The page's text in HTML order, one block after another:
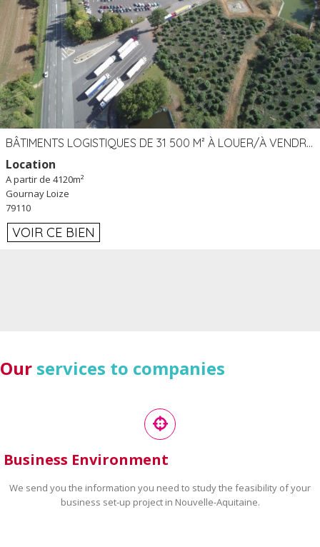
BÂTIMENTS LOGISTIQUES DE 31 500 M² À LOUER/À VENDRE SUR UN SITE DE 17 HA (79)
Location
A partir de 4120m²
Gournay Loize
79110
VOIR CE BIEN
Our services to companies
Business Environment
We send you the information you need to study the feasibility of your
business set-up project in Nouvelle-Aquitaine.